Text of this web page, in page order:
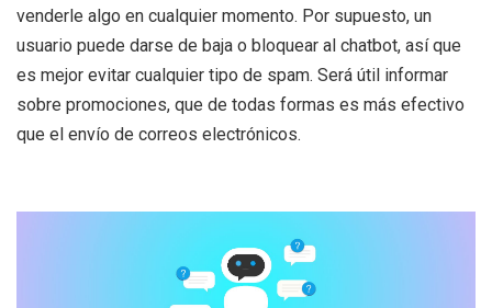
venderle algo en cualquier momento. Por supuesto, un
usuario puede darse de baja o bloquear al chatbot, así que
es mejor evitar cualquier tipo de spam. Será útil informar
sobre promociones, que de todas formas es más efectivo
que el envío de correos electrónicos.